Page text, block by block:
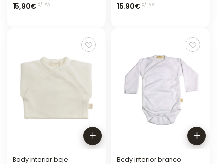
15,90€ c/ IVA 15,90€ c/ IVA
Body interior beje Body interior branco